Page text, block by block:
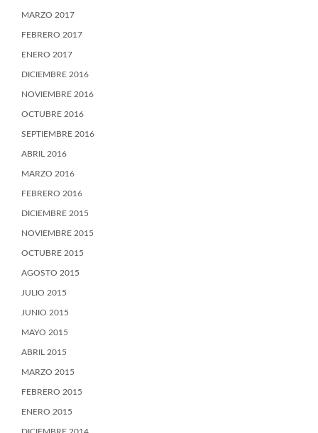
MARZO 2017
FEBRERO 2017
ENERO 2017
DICIEMBRE 2016
NOVIEMBRE 2016
OCTUBRE 2016
SEPTIEMBRE 2016
ABRIL 2016
MARZO 2016
FEBRERO 2016
DICIEMBRE 2015
NOVIEMBRE 2015
OCTUBRE 2015
AGOSTO 2015
JULIO 2015
JUNIO 2015
MAYO 2015
ABRIL 2015
MARZO 2015
FEBRERO 2015
ENERO 2015